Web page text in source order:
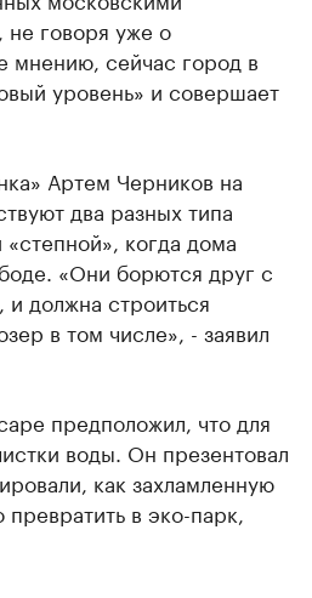
не говоря уже о
мнению, сейчас город в
уровень» и совершает
Артем Черников на
два разных типа
когда дома
«Они борются друг с
должна строиться
в том числе», - заявил
предположил, что для
воды. Он презентовал
как захламленную
в эко-парк,